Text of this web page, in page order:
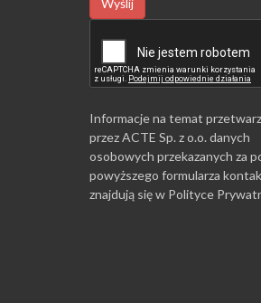
Wyślij
Informacje na temat
przez ACTE Sp. z o.o. danych
osobowych przekazanych za
powyższego formularza
znajdują się w Polityce